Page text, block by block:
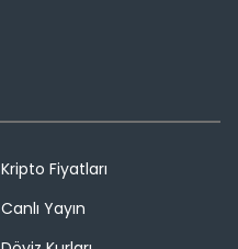
Kripto Fiyatları
Canlı Yayın